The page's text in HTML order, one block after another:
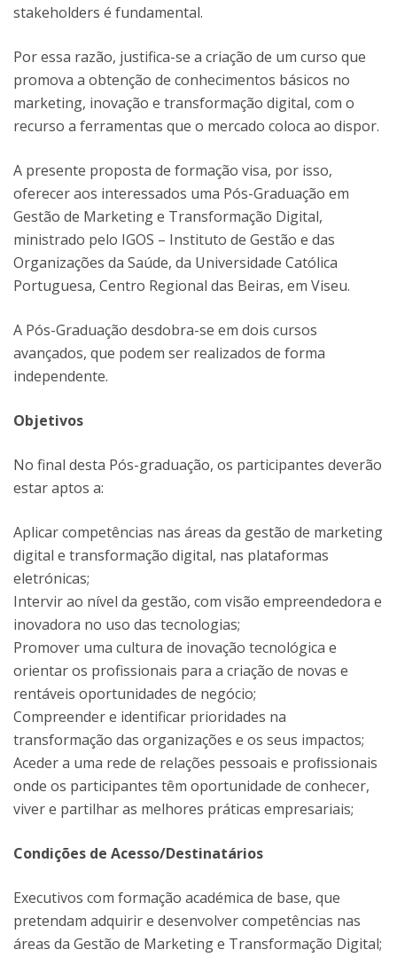
stakeholders é fundamental.
Por essa razão, justifica-se a criação de um curso que
promova a obtenção de conhecimentos básicos no
marketing, inovação e transformação digital, com o
recurso a ferramentas que o mercado coloca ao dispor.
A presente proposta de formação visa, por isso,
oferecer aos interessados uma Pós-Graduação em
Gestão de Marketing e Transformação Digital,
ministrado pelo IGOS – Instituto de Gestão e das
Organizações da Saúde, da Universidade Católica
Portuguesa, Centro Regional das Beiras, em Viseu.
A Pós-Graduação desdobra-se em dois cursos
avançados, que podem ser realizados de forma
independente.
Objetivos
No final desta Pós-graduação, os participantes deverão
estar aptos a:
Aplicar competências nas áreas da gestão de marketing
digital e transformação digital, nas plataformas
eletrónicas;
Intervir ao nível da gestão, com visão empreendedora e
inovadora no uso das tecnologias;
Promover uma cultura de inovação tecnológica e
orientar os profissionais para a criação de novas e
rentáveis oportunidades de negócio;
Compreender e identificar prioridades na
transformação das organizações e os seus impactos;
Aceder a uma rede de relações pessoais e proﬁssionais
onde os participantes têm oportunidade de conhecer,
viver e partilhar as melhores práticas empresariais;
Condições de Acesso/Destinatários
Executivos com formação académica de base, que
pretendam adquirir e desenvolver competências nas
áreas da Gestão de Marketing e Transformação Digital;